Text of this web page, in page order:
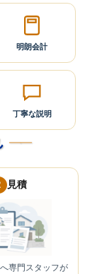
明朗会計
丁寧な説明
見積
専門スタッフが